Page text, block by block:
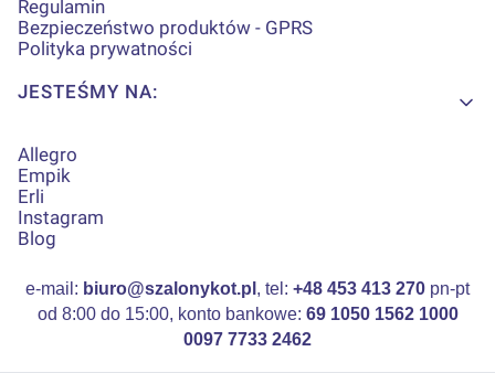
Regulamin
Bezpieczeństwo produktów - GPRS
Polityka prywatności
JESTEŚMY NA:
Allegro
Empik
Erli
Instagram
Blog
e-mail: biuro@szalonykot.pl , tel: +48 453 413 270 pn-pt
od 8:00 do 15:00, konto bankowe: 69 1050 1562 1000
0097 7733 2462